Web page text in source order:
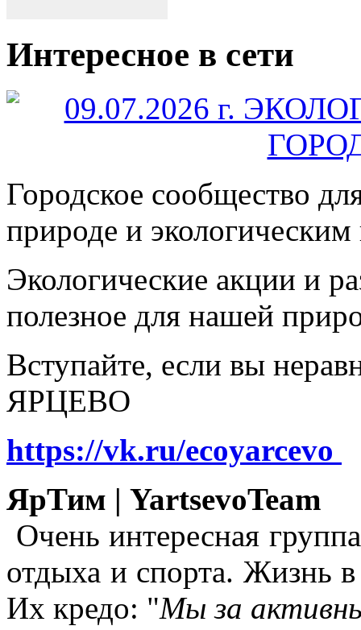
Интересное в сети
Городское сообщество
природе и
Экологические акции и
полезное для нашей
Вступайте, если вы
ЯРЦЕВО
https://vk.ru/ecoyarcevo
ЯрТим | YartsevoTeam
Очень интересная
отдыха и спорта. Жизнь
Их кредо: "Мы за